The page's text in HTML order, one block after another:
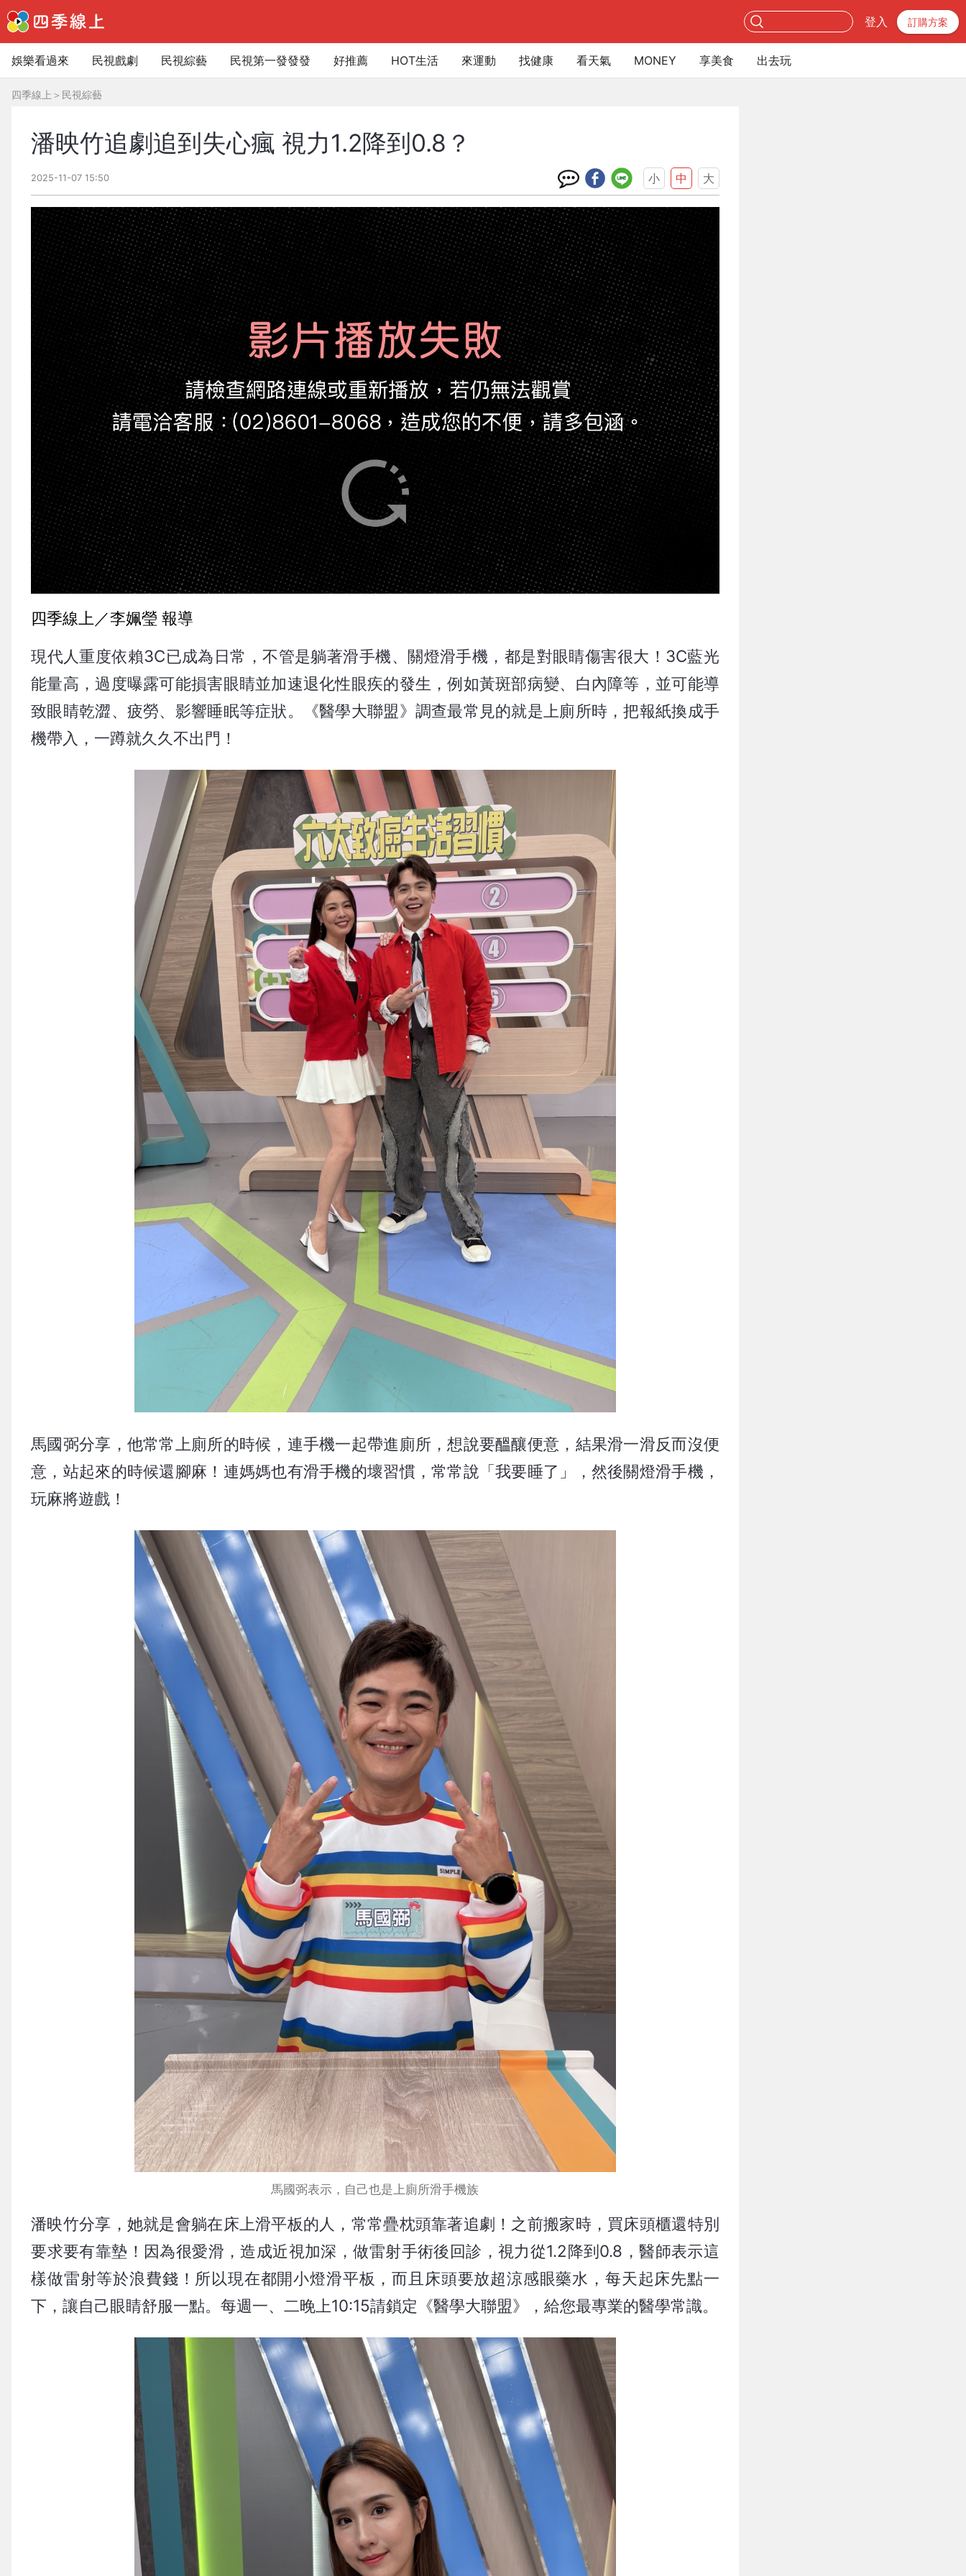
登入 訂購方案
娛樂看過來 民視戲劇 民視綜藝 民視第一發發發 好推薦 HOT生活 來運動 找健康 看天氣 MONEY 享美食 出去玩
四季線上 ＞ 民視綜藝
潘映竹追劇追到失心瘋 視力1.2降到0.8？
2025-11-07 15:50 小 中 大
四季線上／李姵瑩 報導
現代人重度依賴3C已成為日常，不管是躺著滑手機、關燈滑手機，都是對眼睛傷害很大！3C藍光
能量高，過度曝露可能損害眼睛並加速退化性眼疾的發生，例如黃斑部病變、白內障等，並可能導
致眼睛乾澀、疲勞、影響睡眠等症狀。《醫學大聯盟》調查最常見的就是上廁所時，把報紙換成手
機帶入，一蹲就久久不出門！
馬國弼分享，他常常上廁所的時候，連手機一起帶進廁所，想說要醞釀便意，結果滑一滑反而沒便
意，站起來的時候還腳麻！連媽媽也有滑手機的壞習慣，常常說「我要睡了」，然後關燈滑手機，
玩麻將遊戲！
馬國弼表示，自己也是上廁所滑手機族
潘映竹分享，她就是會躺在床上滑平板的人，常常疊枕頭靠著追劇！之前搬家時，買床頭櫃還特別
要求要有靠墊！因為很愛滑，造成近視加深，做雷射手術後回診，視力從1.2降到0.8，醫師表示這
樣做雷射等於浪費錢！所以現在都開小燈滑平板，而且床頭要放超涼感眼藥水，每天起床先點一
下，讓自己眼睛舒服一點。每週一、二晚上10:15請鎖定《醫學大聯盟》，給您最專業的醫學常識。